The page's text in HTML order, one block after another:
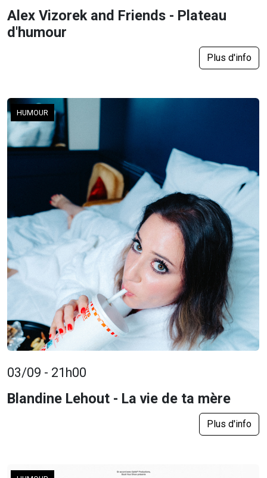
Alex Vizorek and Friends - Plateau
d'humour
Plus d'info
HUMOUR
03/09 - 21h00
Blandine Lehout - La vie de ta mère
Plus d'info